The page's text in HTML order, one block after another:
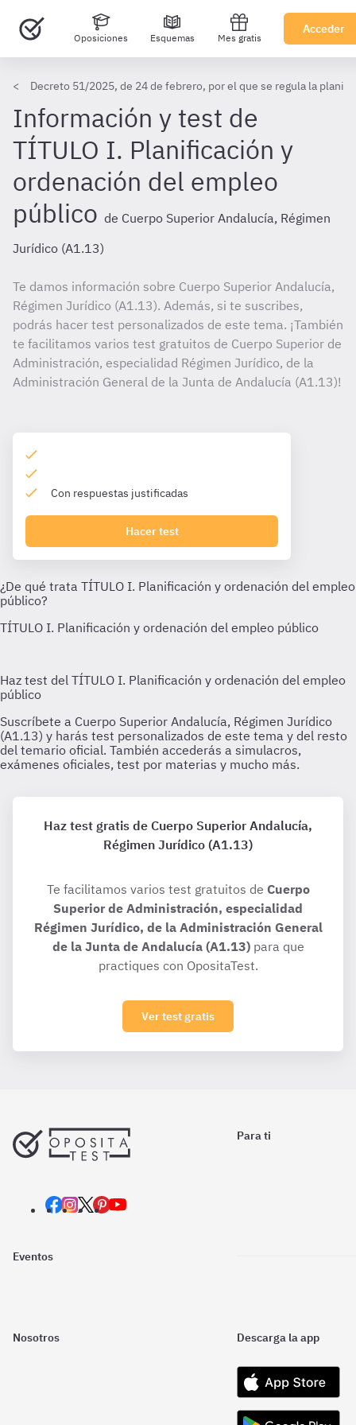
Oposiciones Esquemas Mes gratis
Acceder
Decreto 51/2025, de 24 de febrero, por el que se regula la
Información y test de
TÍTULO I. Planificación y
ordenación del empleo
público de Cuerpo Superior Andalucía, Régimen
Jurídico (A1.13)
Te damos información sobre Cuerpo Superior Andalucía,
Régimen Jurídico (A1.13). Además, si te suscribes,
podrás hacer test personalizados de este tema. ¡También
te facilitamos varios test gratuitos de Cuerpo Superior de
Administración, especialidad Régimen Jurídico, de la
Administración General de la Junta de Andalucía (A1.13)!
Con respuestas justificadas
Hacer test
Haz test gratis de Cuerpo Superior Andalucía,
Régimen Jurídico (A1.13)
Te facilitamos varios test gratuitos de Cuerpo
Superior de Administración, especialidad
Régimen Jurídico, de la Administración General
de la Junta de Andalucía (A1.13)para que
practiques con OpositaTest.
Ver test gratis
Para ti
Eventos
Nosotros Descarga la app